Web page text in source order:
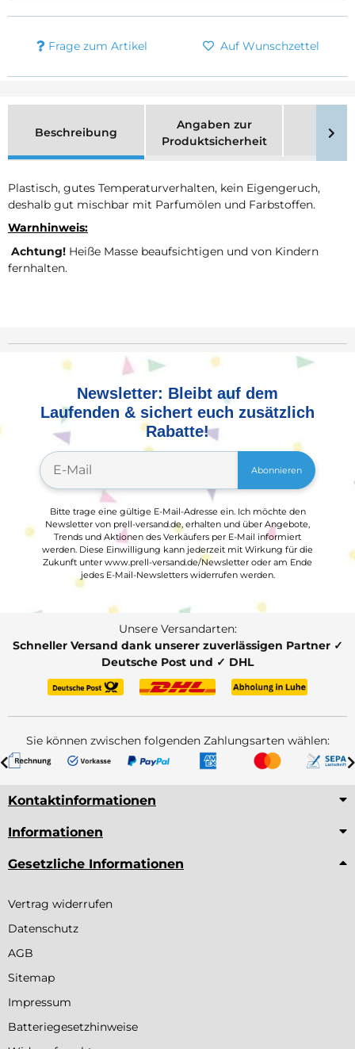
Frage zum Artikel Auf Wunschzettel
Beschreibung
Angaben zur
Produktsicherheit
Plastisch, gutes Temperaturverhalten, kein Eigengeruch,
deshalb gut mischbar mit Parfumölen und Farbstoffen.
Warnhinweis:
Achtung! Heiße Masse beaufsichtigen und von Kindern
fernhalten.
Newsletter: Bleibt auf dem
Laufenden & sichert euch zusätzlich
Rabatte!
Abonnieren
Bitte trage eine gültige E-Mail-Adresse ein. Ich möchte den
Newsletter von prell-versand.de, erhalten und über Angebote,
Trends und Aktionen des Verkäufers per E-Mail informiert
werden. Diese Einwilligung kann jederzeit mit Wirkung für die
Zukunft unter www.prell-versand.de/Newsletter oder am Ende
jedes E-Mail-Newsletters widerrufen werden.
Unsere Versandarten:
Schneller Versand dank unserer zuverlässigen Partner ✓
Deutsche Post und ✓ DHL
Sie können zwischen folgenden Zahlungsarten wählen:
Kontaktinformationen
Informationen
Gesetzliche Informationen
Vertrag widerrufen
Datenschutz
AGB
Sitemap
Impressum
Batteriegesetzhinweise